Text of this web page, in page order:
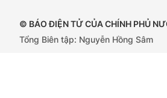
© BÁO ĐIỆN TỬ CỦA CHÍNH PHỦ
Tổng Biên tập: Nguyễn Hồng Sâm